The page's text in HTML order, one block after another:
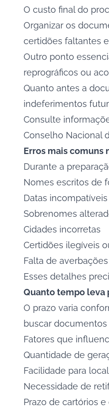
O custo final do
Organizar os
certidões faltantes
Outro ponto
reprográficos ou
Quanto antes a
indeferimentos
Consulte
Conselho Nacional
Erros mais comuns
Durante a
Nomes escritos de
Datas incompatíveis
Sobrenomes
Cidades incorretas
Certidões ilegíveis
Falta de
Esses detalhes
Quanto tempo leva
O prazo varia
buscar
Fatores que
Quantidade de
Facilidade para
Necessidade de
Prazo de cartórios